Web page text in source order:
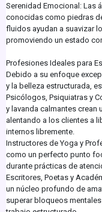
Serenidad Emocional: Las
conocidas como piedras
fluidos ayudan a suavizar
promoviendo un estado
Profesiones Ideales para
Debido a su enfoque
y la belleza estructurada,
Psicólogos, Psiquiatras y
y lavanda calmantes crean
alentando a los clientes a
internos libremente.
Instructores de Yoga y
como un perfecto punto
durante prácticas de
Escritores, Poetas y
un núcleo profundo de
superar bloqueos